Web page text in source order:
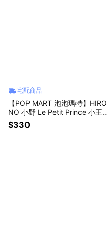
宅配商品
【POP MART 泡泡瑪特】HIRO
NO 小野 Le Petit Prince 小王子
系列盲盒公仔(1入)
$330